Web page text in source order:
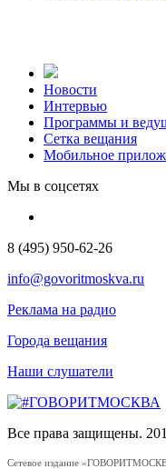
Новости
Интервью
Программы и
Сетка вещания
Мобильное
Мы в соцсетях
8 (495) 950-62-26
info@govoritmoskva.ru
Реклама на радио
Города вещания
Наши слушатели
Все права защищены.
Сетевое издание